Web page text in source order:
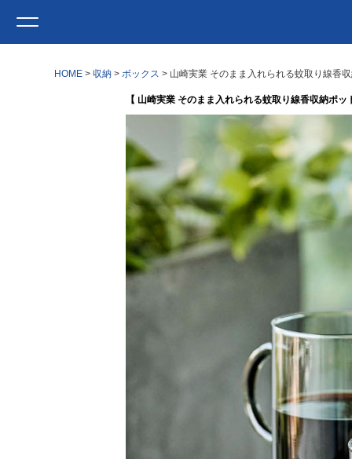
HOME 収納 ボックス 山崎実業 そのまま入れられる蚊取り線香
【 山崎実業 そのまま入れられる蚊取り線香収納ポッ